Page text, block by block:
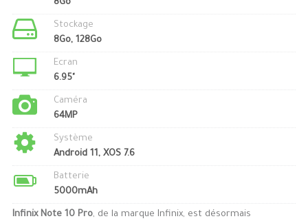
8Go
Stockage
8Go, 128Go
Ecran
6.95"
Caméra
64MP
Système
Android 11, XOS 7.6
Batterie
5000mAh
Infinix Note 10 Pro, de la marque Infinix, est désormais